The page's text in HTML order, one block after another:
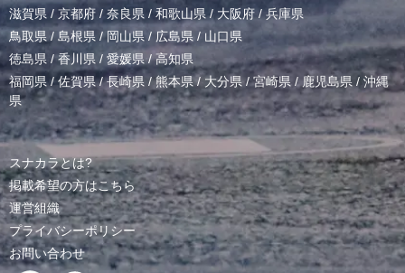
滋賀県 / 京都府 / 奈良県 / 和歌山県/ 大阪府 /兵庫県
鳥取県/ 島根県 /岡山県/ 広島県 / 山口県
徳島県 /香川県 / 愛媛県/高知県
福岡県/佐賀県/長崎県 /熊本県/ 大分県/宮崎県 /鹿児島県 / 沖縄
県
スナカラとは?
掲載希望の方はこちら
運営組織
プライバシーポリシー
お問い合わせ